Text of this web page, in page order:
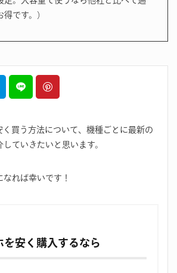
です。）
買う方法について、機種ごとに最新の
ていきたいと思います。
れば幸いです！
を安く購入するなら